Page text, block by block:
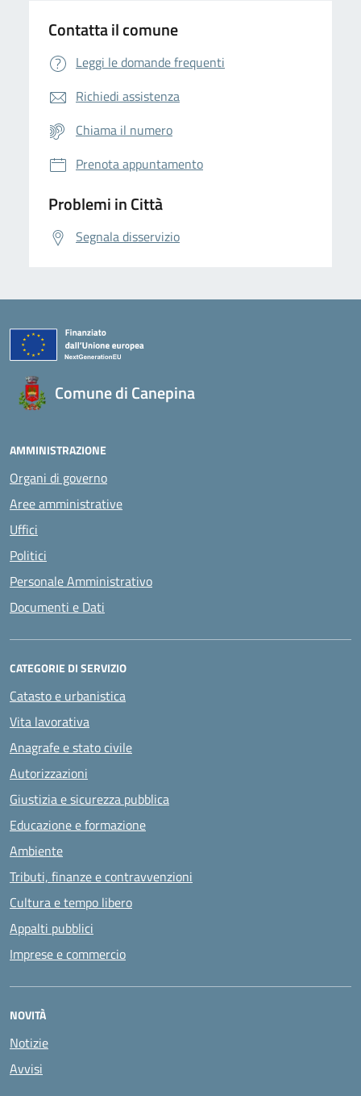
Contatta il comune
Leggi le domande frequenti
Richiedi assistenza
Chiama il numero
Prenota appuntamento
Problemi in Città
Segnala disservizio
Comune di Canepina
AMMINISTRAZIONE
Organi di governo
Aree amministrative
Uffici
Politici
Personale Amministrativo
Documenti e Dati
CATEGORIE DI SERVIZIO
Catasto e urbanistica
Vita lavorativa
Anagrafe e stato civile
Autorizzazioni
Giustizia e sicurezza pubblica
Educazione e formazione
Ambiente
Tributi, finanze e contravvenzioni
Cultura e tempo libero
Appalti pubblici
Imprese e commercio
NOVITÀ
Notizie
Avvisi